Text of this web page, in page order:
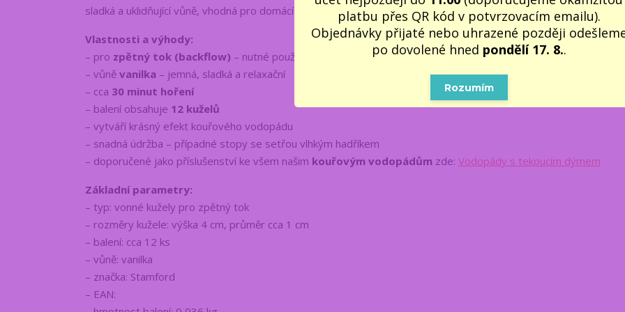
sladká a uklidňující vůně, vhodná pro domácí relax, večerní atmosféru nebo zútulnění místnosti.
Vlastnosti a výhody:
– pro zpětný tok (backflow) – nutné používat se speciálními stojánky
– vůně vanilka – jemná, sladká a relaxační
– cca 30 minut hoření
– balení obsahuje 12 kuželů
– vytváří krásný efekt kouřového vodopádu
– snadná údržba – případné stopy se setřou vlhkým hadříkem
– doporučené jako příslušenství ke všem našim kouřovým vodopádům zde: Vodopády s tekoucím dýmem
Základní parametry:
– typ: vonné kužely pro zpětný tok
– rozměry kužele: výška 4 cm, průměr cca 1 cm
– balení: cca 12 ks
– vůně: vanilka
– značka: Stamford
– EAN:
platbu přes QR kód v potvrzovacím emailu).
Objednávky přijaté nebo uhrazené později
po dovolené hned pondělí 17. 8..
Rozumím